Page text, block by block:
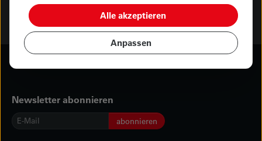
Newsletter abonnieren
E-
abonnieren
Anpassen
Alle akzeptieren